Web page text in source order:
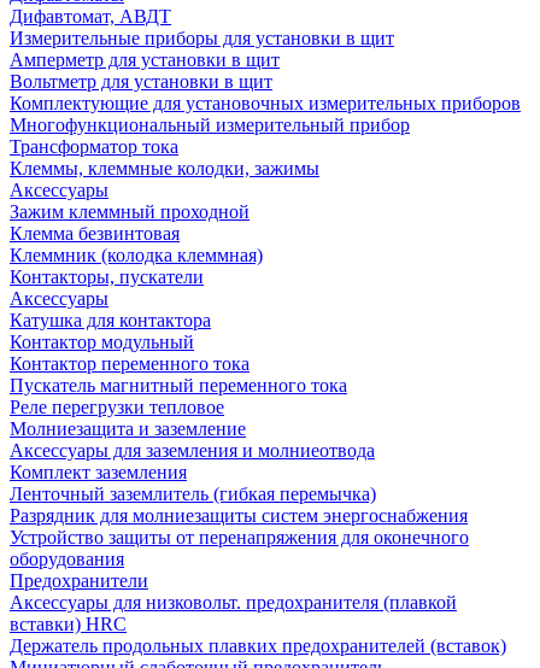
Дифавтомат, АВДТ
Измерительные приборы для установки в щит
Амперметр для установки в щит
Вольтметр для установки в щит
Комплектующие для установочных измерительных приборов
Многофункциональный измерительный прибор
Трансформатор тока
Клеммы, клеммные колодки, зажимы
Аксессуары
Зажим клеммный проходной
Клемма безвинтовая
Клеммник (колодка клеммная)
Контакторы, пускатели
Аксессуары
Катушка для контактора
Контактор модульный
Контактор переменного тока
Пускатель магнитный переменного тока
Реле перегрузки тепловое
Молниезащита и заземление
Аксессуары для заземления и молниеотвода
Комплект заземления
Ленточный заземлитель (гибкая перемычка)
Разрядник для молниезащиты систем энергоснабжения
Устройство защиты от перенапряжения для оконечного
оборудования
Предохранители
Аксессуары для низковольт. предохранителя (плавкой
вставки) HRC
Держатель продольных плавких предохранителей (вставок)